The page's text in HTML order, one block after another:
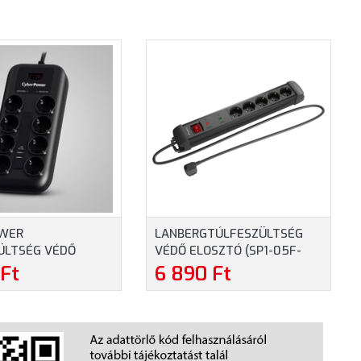
VÉDŐ
8 ALJZAT ÉS USB
2.4A, 1.8 MÉTER
LANBERGTÚLFESZÜLTSÉG
VÉDŐ ELOSZTÓ (SP1-05F-
0150-BK) - 5 ALJZAT, 1.5
MÉTER, FEKETE SZÍNBEN
6 890 Ft